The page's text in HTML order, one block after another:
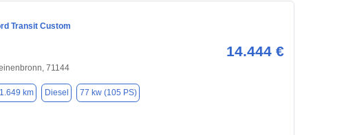
Transit Custom
14.444 €
71144
km Diesel 77 kw (105 PS)